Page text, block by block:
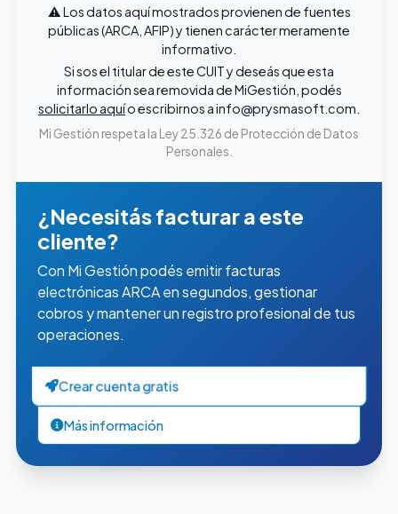
⚠️ Los datos aquí mostrados provienen de fuentes
públicas (ARCA, AFIP) y tienen carácter meramente
informativo.
Si sos el titular de este CUIT y deseás que esta
información sea removida de MiGestión, podés
solicitarlo aquío escribirnos ainfo@prysmasoft.com
Mi Gestión respeta la Ley 25.326 de Protección de Datos
Personales.
¿Necesitás facturar a este
cliente?
Con Mi Gestión podés emitir facturas
electrónicas ARCA en segundos, gestionar
cobros y mantener un registro profesional de tus
operaciones.
Crear cuenta gratis
Más información